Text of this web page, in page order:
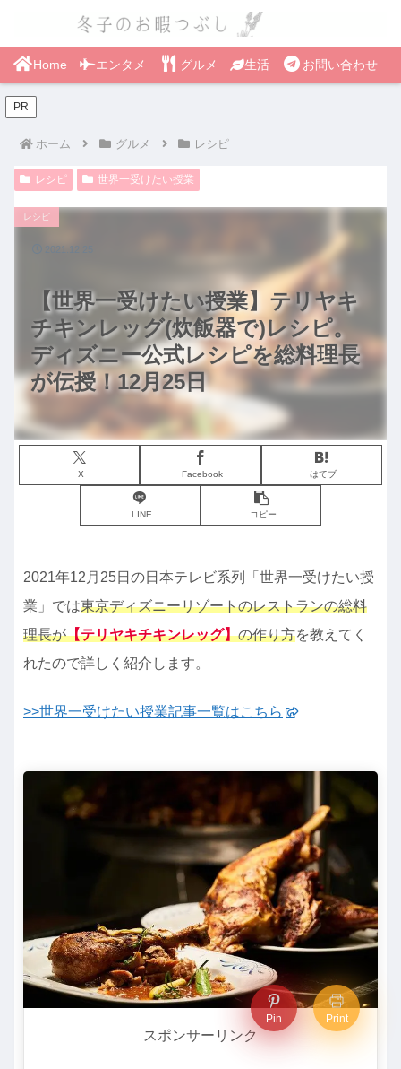
Home エンタメ グルメ 生活 お問い合わせ
PR
ホーム グルメ レシピ
レシピ 世界一受けたい授業
【世界一受けたい授業】テリヤキ
チキンレッグ(炊飯器で)レシピ。
ディズニー公式レシピを総料理長
が伝授！12月25日
レシピ
X Facebook はてブ
LINE コピー
2021.12.25
2021年12月25日の日本テレビ系列「世界一受けたい授
業」では東京ディズニーリゾートのレストランの総料
理長が【テリヤキチキンレッグ】の作り方を教えてく
れたので詳しく紹介します。
>>世界一受けたい授業記事一覧はこちら
Pin Print
スポンサーリンク